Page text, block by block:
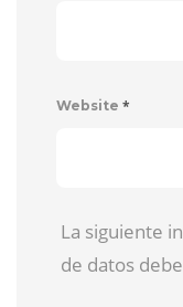
Website *
La siguiente
de datos